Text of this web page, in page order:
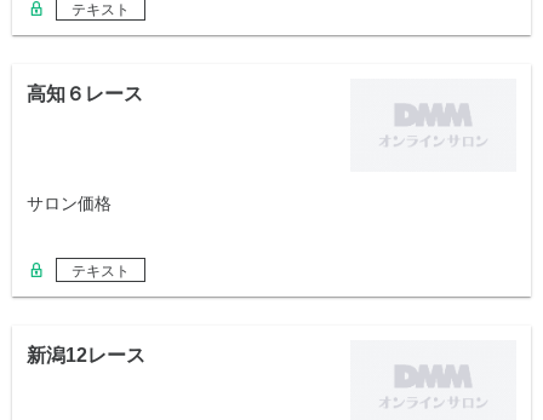
テキスト
高知６レース
サロン価格
テキスト
新潟12レース